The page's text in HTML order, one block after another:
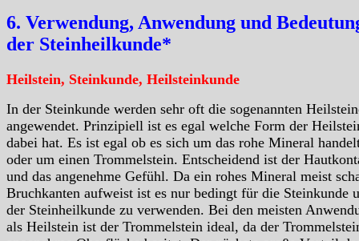
6. Verwendung, Anwendung und
der Steinheilkunde*
Heilstein, Steinkunde, Heilsteinkunde
In der Steinkunde werden sehr oft die sogenannten
angewendet. Prinzipiell ist es egal welche Form der
dabei hat. Es ist egal ob es sich um das rohe Mineral
oder um einen Trommelstein. Entscheidend ist der
und das angenehme Gefühl. Da ein rohes Mineral meist
Bruchkanten aufweist ist es nur bedingt für die Steinkunde
der Steinheilkunde zu verwenden. Bei den meisten
als Heilstein ist der Trommelstein ideal, da der